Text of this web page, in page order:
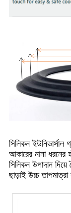
সিলিকন ইউনিভার্সাল
আকারের নানা ধরনের
সিলিকন উপাদান দিয়ে
ছাড়াই উচ্চ